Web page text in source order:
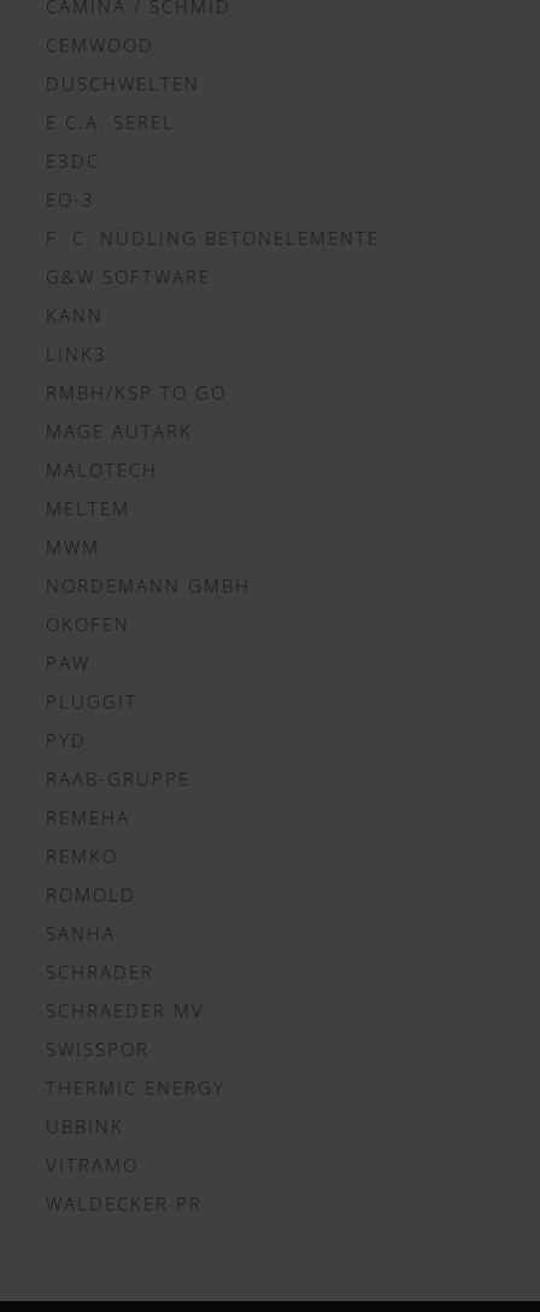
CAMINA / SCHMID
CEMWOOD
DUSCHWELTEN
E.C.A. SEREL
E3DC
EQ-3
F. C. NÜDLING BETONELEMENTE
G&W SOFTWARE
KANN
LINK3
RMBH/KSP TO GO
MAGE AUTARK
MALOTECH
MELTEM
MWM
NORDEMANN GMBH
ÖKOFEN
PAW
PLUGGIT
PYD
RAAB-GRUPPE
REMEHA
REMKO
ROMOLD
SANHA
SCHRÄDER
SCHRAEDER MV
SWISSPOR
THERMIC ENERGY
UBBINK
VITRAMO
WALDECKER PR